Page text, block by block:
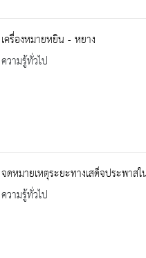
เครื่องหมายหยิน - หยาง
ความรู้ทั่วไป
จดหมายเหตุระยะทางเสด็จประพา
ความรู้ทั่วไป